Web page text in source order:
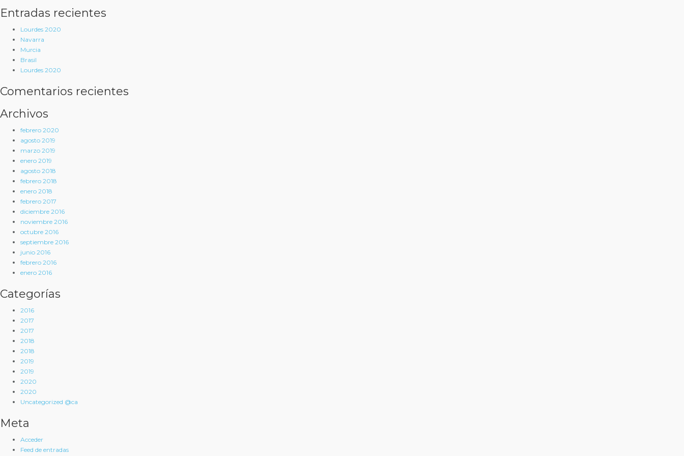
Entradas recientes
Lourdes 2020
Navarra
Murcia
Brasil
Lourdes 2020
Comentarios recientes
Archivos
febrero 2020
agosto 2019
marzo 2019
enero 2019
agosto 2018
febrero 2018
enero 2018
febrero 2017
diciembre 2016
noviembre 2016
octubre 2016
septiembre 2016
junio 2016
febrero 2016
enero 2016
Categorías
2016
2017
2017
2018
2018
2019
2019
2020
2020
Uncategorized @ca
Meta
Acceder
Feed de entradas